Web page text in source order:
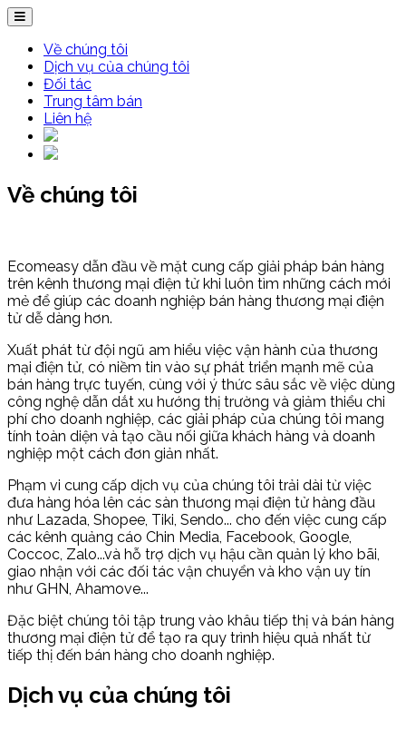
Về chúng tôi
Dịch vụ của chúng tôi
Đối tác
Trung tâm bán
Liên hệ
Về chúng tôi
Ecomeasy dẫn đầu về mặt cung cấp giải pháp bán hàng
trên kênh thương mại điện tử khi luôn tìm những cách mới
mẻ để giúp các doanh nghiệp bán hàng thương mại điện
tử dễ dàng hơn.
Xuất phát từ đội ngũ am hiểu việc vận hành của thương
mại điện tử, có niềm tin vào sự phát triển mạnh mẽ của
bán hàng trực tuyến, cùng với ý thức sâu sắc về việc dùng
công nghệ dẫn dắt xu hướng thị trường và giảm thiểu chi
phí cho doanh nghiệp, các giải pháp của chúng tôi mang
tính toàn diện và tạo cầu nối giữa khách hàng và doanh
nghiệp một cách đơn giản nhất.
Phạm vi cung cấp dịch vụ của chúng tôi trải dài từ việc
đưa hàng hóa lên các sàn thương mại điện tử hàng đầu
như Lazada, Shopee, Tiki, Sendo... cho đến việc cung cấp
các kênh quảng cáo Chin Media, Facebook, Google,
Coccoc, Zalo...và hỗ trợ dịch vụ hậu cần quản lý kho bãi,
giao nhận với các đối tác vận chuyển và kho vận uy tín
như GHN, Ahamove...
Đặc biệt chúng tôi tập trung vào khâu tiếp thị và bán hàng
thương mại điện tử để tạo ra quy trình hiệu quả nhất từ
tiếp thị đến bán hàng cho doanh nghiệp.
Dịch vụ của chúng tôi